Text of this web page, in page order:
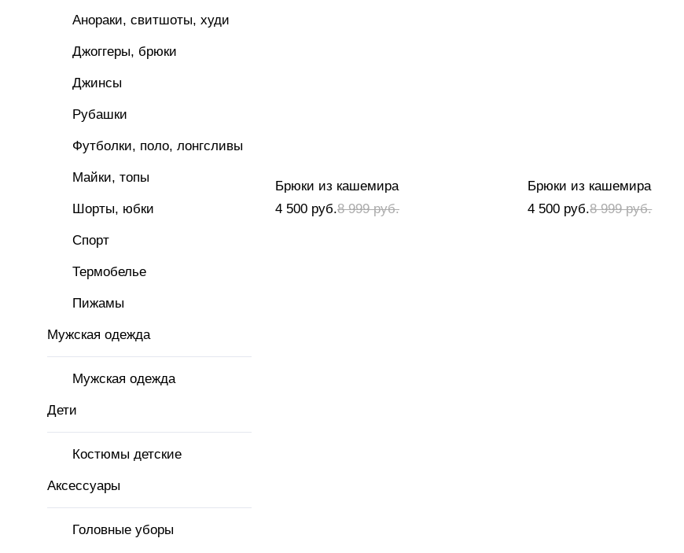
Анораки, свитшоты, худи
Джоггеры, брюки
Джинсы
Рубашки
Футболки, поло, лонгсливы
Майки, топы
Шорты, юбки
Спорт
Термобелье
Пижамы
Мужская одежда
Мужская одежда
Дети
Костюмы детские
Аксессуары
Головные уборы
Брюки из кашемира
4 500 руб.8 999 руб.
Брюки из кашемира
4 500 руб.8 999 руб.